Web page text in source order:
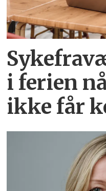
i ferien
ikke får